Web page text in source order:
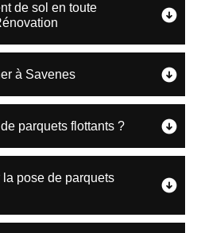
de sol en toute
à Savenes
parquets flottants ?
pose de parquets